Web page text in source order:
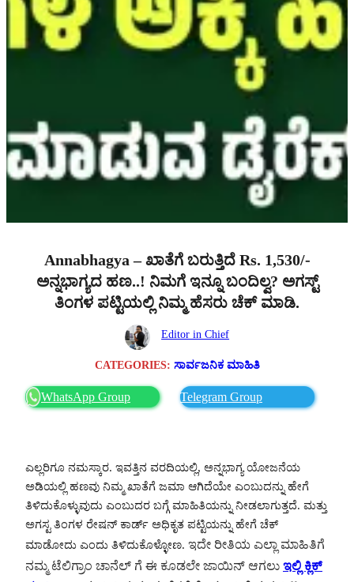
Annabhagya – ಖಾತೆಗೆ ಬರುತ್ತಿದೆ Rs. 1,530/-
ಅನ್ನಭಾಗ್ಯದ ಹಣ..! ನಿಮಗೆ ಇನ್ನೂ ಬಂದಿಲ್ವ? ಅಗಸ್ಟ್
ತಿಂಗಳ ಪಟ್ಟಿಯಲ್ಲಿ ನಿಮ್ಮ ಹೆಸರು ಚೆಕ್ ಮಾಡಿ.
Editor in Chief
CATEGORIES: ಸಾರ್ವಜನಿಕ ಮಾಹಿತಿ
WhatsApp Group Telegram Group
ಎಲ್ಲರಿಗೂ ನಮಸ್ಕಾರ. ಇವತ್ತಿನ ವರದಿಯಲ್ಲಿ, ಅನ್ನಭಾಗ್ಯ ಯೋಜನೆಯ
ಅಡಿಯಲ್ಲಿ ಹಣವು ನಿಮ್ಮ ಖಾತೆಗೆ ಜಮಾ ಆಗಿದೆಯೇ ಎಂಬುದನ್ನು ಹೇಗೆ
ತಿಳಿದುಕೊಳ್ಳುವುದು ಎಂಬುದರ ಬಗ್ಗೆ ಮಾಹಿತಿಯನ್ನು ನೀಡಲಾಗುತ್ತದೆ. ಮತ್ತು
ಅಗಸ್ಟ ತಿಂಗಳ ರೇಷನ್ ಕಾರ್ಡ್ ಅಧಿಕೃತ ಪಟ್ಟಿಯನ್ನು ಹೇಗೆ ಚೆಕ್
ಮಾಡೋದು ಎಂದು ತಿಳಿದುಕೊಳ್ಳೋಣ. ಇದೇ ರೀತಿಯ ಎಲ್ಲಾ ಮಾಹಿತಿಗೆ
ನಮ್ಮ ಟೆಲಿಗ್ರಾಂ ಚಾನೆಲ್ ಗೆ ಈ ಕೂಡಲೇ ಜಾಯಿನ್ ಆಗಲು ಇಲ್ಲಿ ಕ್ಲಿಕ್